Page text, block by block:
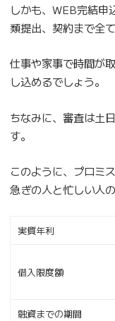
しかも、WEB完結申
類提出、契約まで全
仕事や家事で時間が
し込めるでしょう。
ちなみに、審査は土
す。
このように、プロミ
急ぎの人と忙しい人
実質年利
借入限度額
融資までの期間